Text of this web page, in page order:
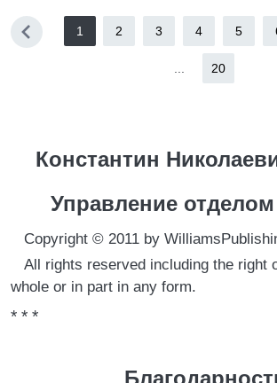
1 2 3 4 5
20
Константин
Управление
Copyright © 2011 by
All rights reserved including the right
whole or in part in any form.
* * *